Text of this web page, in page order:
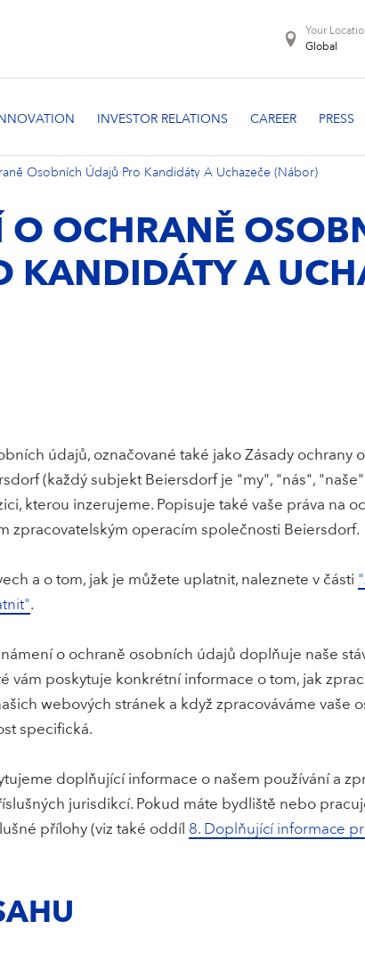
Your
Global
Osobních Údajů Pro Kandidáty A Uchazeče (Nábor)
OCHRANĚ
KANDIDÁTY A
údajů, označované také jako Zásady ochrany
(každý subjekt Beiersdorf je "my", "nás",
kterou inzerujeme. Popisuje také vaše práva na
zpracovatelským operacím společnosti Beiersdorf.
a o tom, jak je můžete uplatnit, naleznete v části
.
o ochraně osobních údajů doplňuje naše
vám poskytuje konkrétní informace o tom, jak
webových stránek a když zpracováváme vaše
specifická.
doplňující informace o našem používání a
jurisdikcí. Pokud máte bydliště nebo
přílohy (viz také oddíl 8. Doplňující informace